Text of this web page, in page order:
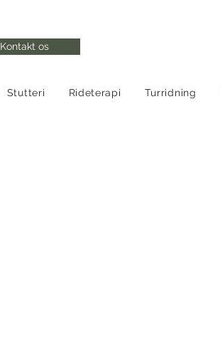
Kontakt os
Stutteri Rideterapi Turridning